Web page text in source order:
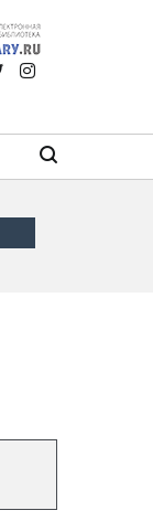
научном